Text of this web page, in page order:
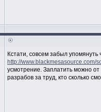
Кстати, совсем забыл упомянуть
http://www.blackmesasource.com/
усмотрение. Заплатить можно от
разрабов за труд, кто сколько